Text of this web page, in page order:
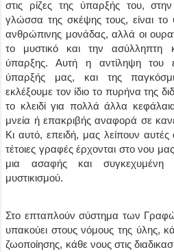
στις ρίζες της ύπαρξής του,
γλώσσα της σκέψης τους, είναι το
ανθρώπινης μονάδας, αλλά οι
το μυστικό και την ασύλληπτη
ύπαρξης. Αυτή η αντίληψη του
ύπαρξής μας, και της
εκλέξουμε τον ίδιο το πυρήνα της
το κλειδί για πολλά άλλα
μνεία ή επακριβής αναφορά σε
Κι αυτό, επειδή, μας λείπουν
τέτοιες γραφές έρχονται στο νου
μια ασαφής και συγκεχυμένη
μυστικισμού.
Στο επταπλούν σύστημα των
υπακούει στους νόμους της ύλης,
ζωοποίησης, κάθε νους στις